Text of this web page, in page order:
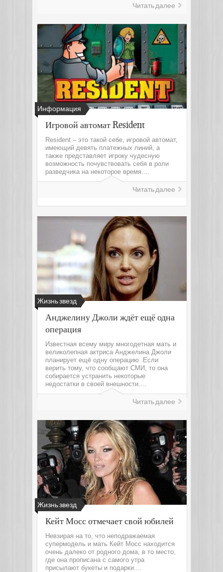
Читать далее
Информация
Игровой автомат Resident
Resident – это такой себе, игровой автомат,
имеющий девять платежных линий, а
также представляет игроку чудесную
возможность почувствовать себя в роли
разведчика на некоторое время....
Читать далее
Жизнь звезд
Анджелину Джоли ждёт ещё одна
операция
Известная всему миру многодетная мать и
великолепная актриса Анджелина Джоли
планирует ещё одну операцию. Если
верить тому, что сообщают СМИ, то она
собирается устранить некоторые
недостатки в своей внешности....
Читать далее
Жизнь звезд
Кейт Мосс отмечает свой юбилей
Невзирая на то, что неподражаемая
супермодель и мать Кейт Мосс находится
очень далеко от родного дома, в то место,
где она прописана с самого утра
присылают букеты и подарки....